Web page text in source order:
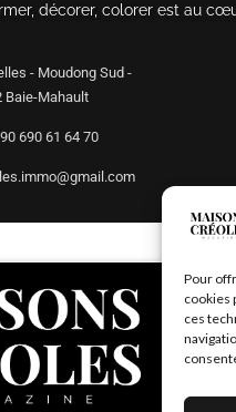
Pour
cookies
ces
décorer, colorer est au
- Moudong Sud -
Baie-Mahault
690 61 64 70